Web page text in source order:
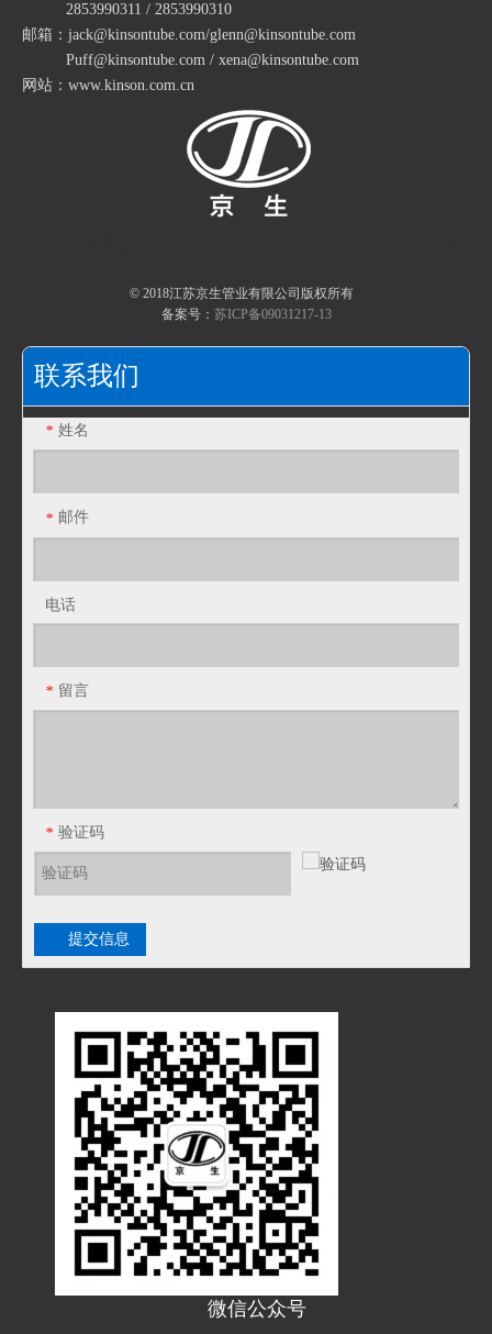
2853990311 / 2853990310
邮箱：jack@kinsontube.com/glenn@kinsontube.com
Puff@kinsontube.com / xena@kinsontube.com
网站：www.kinson.com.cn
© 2018江苏京生管业有限公司版权所有
备案号： 苏ICP备09031217-13
联系我们
* 姓名
* 邮件
电话
* 留言
* 验证码
提交信息
微信公众号